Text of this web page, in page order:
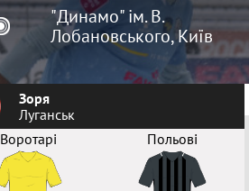
"Динамо" ім. В.
Лобановського, Київ
Зоря
Луганськ
Воротарі
Польові